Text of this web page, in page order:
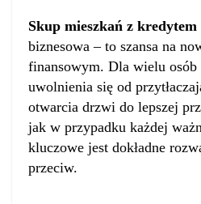
Skup mieszkań z kredytem
biznesowa – to szansa na
finansowym. Dla wielu
uwolnienia się od
otwarcia drzwi do lepszej
jak w przypadku każdej
kluczowe jest dokładne
przeciw.